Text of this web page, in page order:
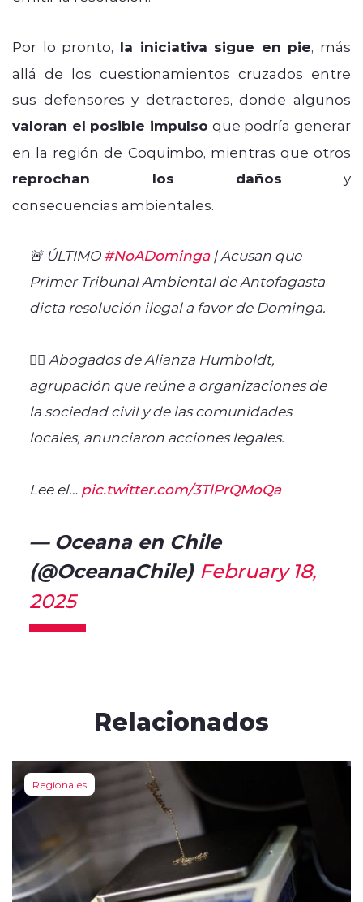
Por lo pronto, la iniciativa sigue en pie, más
allá de los cuestionamientos cruzados entre
sus defensores y detractores, donde algunos
valoran el posible impulso que podría generar
en la región de Coquimbo, mientras que otros
reprochan los daños y
consecuencias ambientales.
🚨 ÚLTIMO#NoADominga| Acusan que
Primer Tribunal Ambiental de Antofagasta
dicta resolución ilegal a favor de Dominga.
👉🏼 Abogados de Alianza Humboldt,
agrupación que reúne a organizaciones de
la sociedad civil y de las comunidades
locales, anunciaron acciones legales.
Lee el… pic.twitter.com/3TlPrQMoQa
— Oceana en Chile
(@OceanaChile) February 18,
2025
Relacionados
Regionales